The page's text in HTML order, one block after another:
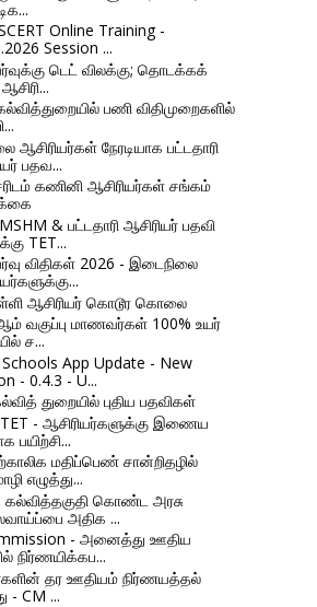
Online Training -
Session ...
டெட் விலக்கு; தொடக்கக்
பணி விதிமுறைகளில்
ஆசிரியர்கள் நேரடியாக பட்டதாரி
பதவ...
கணினி ஆசிரியர்கள் சங்கம்
& பட்டதாரி ஆசிரியர் பதவி
TET...
விதிகள் 2026 - இடைநிலை
ஆசிரியர் கொடூர கொலை
வகுப்பு மாணவர்கள் 100% உயர்
ச...
Schools App Update - New
- 0.4.3 - U...
துறையில் புதிய பதவிகள்
- ஆசிரியர்களுக்கு இணைய
பயிற்சி...
மதிப்பெண் சான்றிதழில்
எழுத்து...
கல்வித்தகுதி கொண்ட அரசு
அதிக ...
- அனைத்து ஊதிய
நிர்ணயிக்கப...
தர ஊதியம் நிர்ணயத்தல்
- CM ...